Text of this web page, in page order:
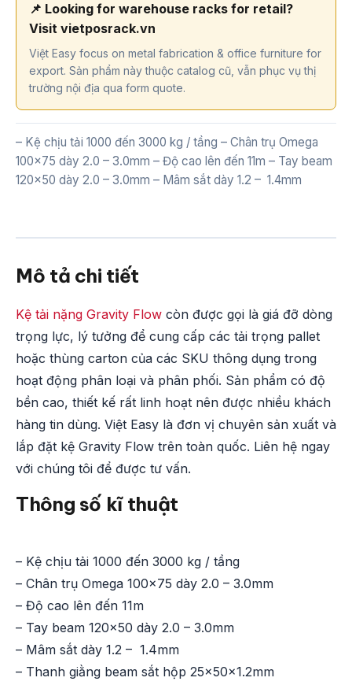
📌 Looking for warehouse racks for retail?
Visit vietposrack.vn
Việt Easy focus on metal fabrication & office furniture for
export. Sản phẩm này thuộc catalog cũ, vẫn phục vụ thị
trường nội địa qua form quote.
– Kệ chịu tải 1000 đến 3000 kg / tầng – Chân trụ Omega
100×75 dày 2.0 – 3.0mm – Độ cao lên đến 11m – Tay beam
120×50 dày 2.0 – 3.0mm – Mâm sắt dày 1.2 – 1.4mm
Mô tả chi tiết
Kệ tải nặng Gravity Flow còn được gọi là giá đỡ dòng
trọng lực, lý tưởng để cung cấp các tải trọng pallet
hoặc thùng carton của các SKU thông dụng trong
hoạt động phân loại và phân phối. Sản phẩm có độ
bền cao, thiết kế rất linh hoạt nên được nhiều khách
hàng tin dùng. Việt Easy là đơn vị chuyên sản xuất và
lắp đặt kệ Gravity Flow trên toàn quốc. Liên hệ ngay
với chúng tôi để được tư vấn.
Thông số kĩ thuật
– Kệ chịu tải 1000 đến 3000 kg / tầng
– Chân trụ Omega 100×75 dày 2.0 – 3.0mm
– Độ cao lên đến 11m
– Tay beam 120×50 dày 2.0 – 3.0mm
– Mâm sắt dày 1.2 – 1.4mm
– Thanh giằng beam sắt hộp 25x50x1.2mm